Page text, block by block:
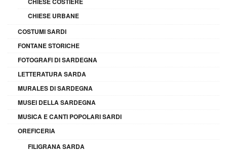
CHIESE URBANE
COSTUMI SARDI
FONTANE STORICHE
FOTOGRAFI DI SARDEGNA
LETTERATURA SARDA
MURALES DI SARDEGNA
MUSEI DELLA SARDEGNA
MUSICA E CANTI POPOLARI SARDI
OREFICERIA
FILIGRANA SARDA